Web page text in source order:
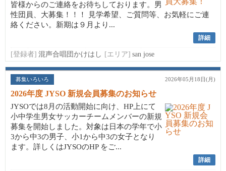
皆様からのご連絡をお待ちしております。男
性団員、大募集！！！ 見学希望、ご質問等、お気軽にご連
絡ください。新期は９月より...
詳細
[登録者] 混声合唱団かけはし [エリア] san jose
募集いろいろ 2026年05月18日(月)
2026年度 JYSO 新規会員募集のお知らせ
JYSOでは8月の活動開始に向け、HP上にて
小中学生男女サッカーチームメンバーの新規
募集を開始しました。対象は日本の学年で小
3から中3の男子、小1から中3の女子となり
ます。詳しくはJYSOのHP をご...
詳細